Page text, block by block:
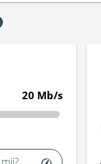
20 Mb/s